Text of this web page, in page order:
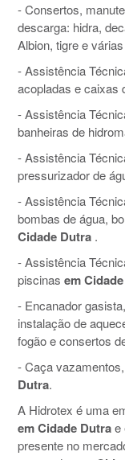
- Consertos,
descarga: hidra,
Albion, tigre e
- Assistência
acopladas e caixas
- Assistência
banheiras de
- Assistência
pressurizador de
- Assistência
bombas de água,
Cidade Dutra .
- Assistência
piscinas em
- Encanador
instalação de
fogão e consertos
- Caça
Dutra.
A Hidrotex é uma
em Cidade Dutrae
presente no